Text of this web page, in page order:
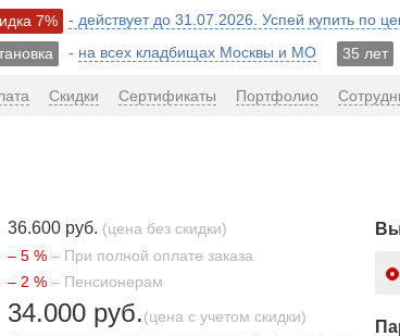
7%
- действует до 31.07.2026. Успей купить по
- на всех кладбищах Москвы и МО 35 лет
Скидки Сертификаты Портфолио
36.600 руб. (цена без скидки)
– 5 % – При полной оплате заказа
– 2 % – Пенсионерам
34.000 руб.(цена с учетом скидки)